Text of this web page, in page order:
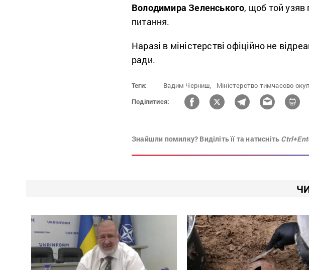
Володимира Зеленського, щоб той узяв
питання.
Наразі в міністерстві офіційно не
ради.
Теги: Вадим Черниш,
Міністерство тимчасово
Поділитися:
Знайшли помилку? Виділіть її та натисніть